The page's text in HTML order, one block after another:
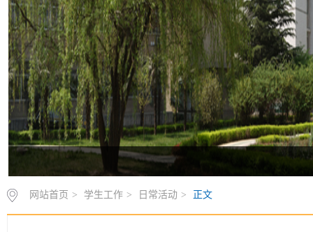
网站首页 > 学生工作 > 日常活动 > 正文